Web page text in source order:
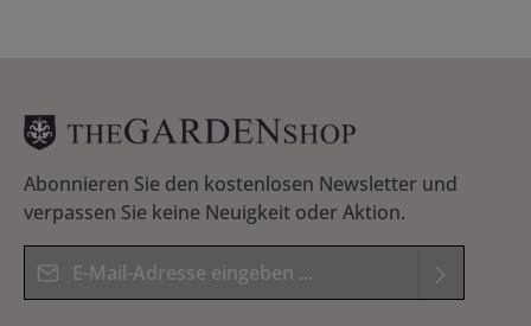
Abonnieren Sie den kostenlosen Newsletter und
verpassen Sie keine Neuigkeit oder Aktion.
E-Mail-Adresse*